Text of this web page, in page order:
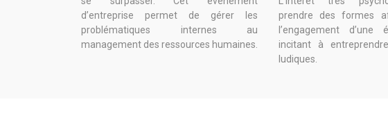
d’entreprise permet de gérer les
problématiques internes au
management des ressources humaines.
prendre des formes
l’engagement
incitant à
ludiques.